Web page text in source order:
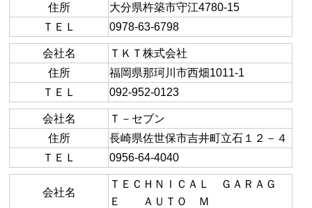
住所
大分県杵築市守江4780-15
ＴＥＬ
0978-63-6798
会社名
ＴＫＴ株式会社
住所
福岡県那珂川市西畑1011-1
ＴＥＬ
092-952-0123
会社名
Ｔ－セブン
住所
長崎県佐世保市吉井町立石１２－４
ＴＥＬ
0956-64-4040
会社名
ＴＥＣＨＮＩＣＡＬ ＧＡＲＡＧ
Ｅ ＡＵＴＯ Ｍ